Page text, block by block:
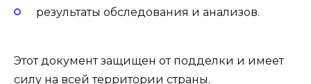
результаты обследования и анализов.
Этот документ защищен от подделки и имеет
силу на всей территории страны.